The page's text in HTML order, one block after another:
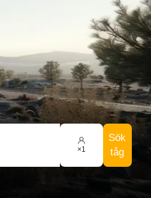
×1
Sök
tåg